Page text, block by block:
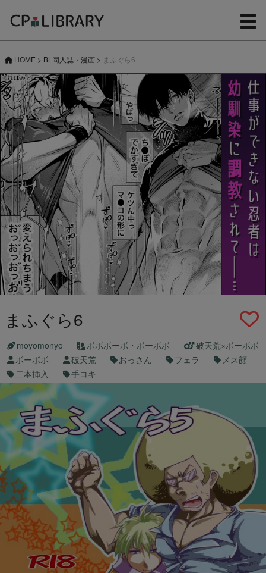
HOME > BL同人誌・漫画 > まふぐら6
まふぐら6
moyomonyo ボボボーボ・ボーボボ
破天荒×ボーボボ
ボーボボ
破天荒 おっさん フェラ
メス顔
二本挿入
手コキ